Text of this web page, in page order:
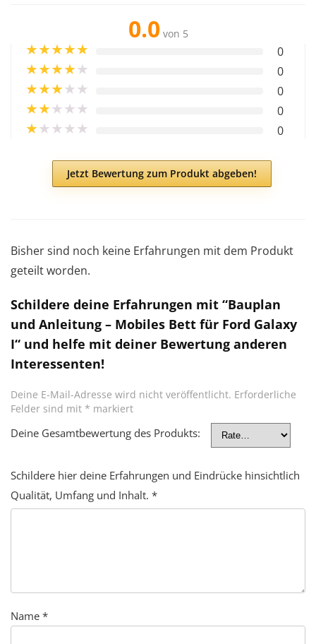
0.0 von 5
★★★★★ 0
★★★★★ 0
★★★★★ 0
★★★★★ 0
★★★★★ 0
Jetzt Bewertung zum Produkt abgeben!
Bisher sind noch keine Erfahrungen mit dem Produkt
geteilt worden.
Schildere deine Erfahrungen mit “Bauplan
und Anleitung – Mobiles Bett für Ford Galaxy
I“ und helfe mit deiner Bewertung anderen
Interessenten!
Deine E-Mail-Adresse wird nicht veröffentlicht. Erforderliche
Felder sind mit * markiert
Deine Gesamtbewertung des Produkts:
Schildere hier deine Erfahrungen und Eindrücke hinsichtlich
Qualität, Umfang und Inhalt. *
Name *